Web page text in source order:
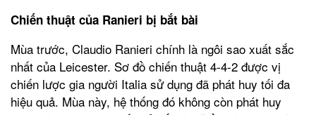
Chiến thuật của Ranieri bị bắt bài
Mùa trước, Claudio Ranieri chính là ngôi sao xuất sắc
nhất của Leicester. Sơ đồ chiến thuật 4-4-2 được vị
chiến lược gia người Italia sử dụng đã phát huy tối đa
hiệu quả. Mùa này, hệ thống đó không còn phát huy